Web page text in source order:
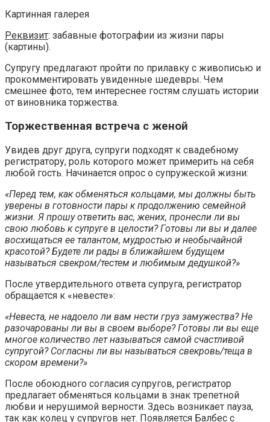
Картинная галерея
Реквизит: забавные фотографии из жизни пары
(картины).
Супругу предлагают пройти по прилавку с живописью и
прокомментировать увиденные шедевры. Чем
смешнее фото, тем интереснее гостям слушать истории
от виновника торжества.
Торжественная встреча с женой
Увидев друг друга, супруги подходят к свадебному
регистратору, роль которого может примерить на себя
любой гость. Начинается опрос о супружеской жизни:
«Перед тем, как обменяться кольцами, мы должны быть
уверены в готовности пары к продолжению семейной
жизни. Я прошу ответить вас, жених, пронесли ли вы
свою любовь к супруге в целости? Готовы ли вы и далее
восхищаться ее талантом, мудростью и необычайной
красотой? Будете ли рады в ближайшем будущем
называться свекром/тестем и любимым дедушкой?»
После утвердительного ответа супруга, регистратор
обращается к «невесте»:
«Невеста, не надоело ли вам нести груз замужества? Не
разочарованы ли вы в своем выборе? Готовы ли вы еще
многое количество лет называться самой счастливой
супругой? Согласны ли вы называться свекровь/теща в
скором времени?»
После обоюдного согласия супругов, регистратор
предлагает обменяться кольцами в знак трепетной
любви и нерушимой верности. Здесь возникает пауза,
так как колец у супругов нет. Появляется Балбес с